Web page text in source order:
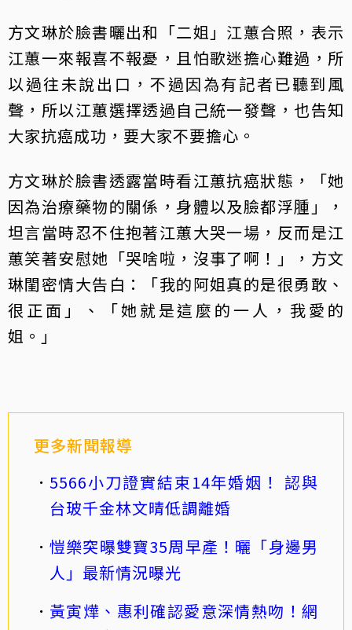
方文琳於臉書曬出和「二姐」江蕙合照，表示
江蕙一來報喜不報憂，且怕歌迷擔心難過，所
以過往未說出口，不過因為有記者已聽到風
聲，所以江蕙選擇透過自己統一發聲，也告知
大家抗癌成功，要大家不要擔心。
方文琳於臉書透露當時看江蕙抗癌狀態，「她
因為治療藥物的關係，身體以及臉都浮腫」，
坦言當時忍不住抱著江蕙大哭一場，反而是江
蕙笑著安慰她「哭啥啦，沒事了啊！」，方文
琳閨密情大告白：「我的阿姐真的是很勇敢、
很正面」、「她就是這麼的一人，我愛的
姐。」
更多新聞報導
5566小刀證實結束14年婚姻！ 認與
台玻千金林文晴低調離婚
愷樂突曝雙寶35周早產！曬「身邊男
人」最新情況曝光
黃寅燁、惠利確認愛意深情熱吻！網